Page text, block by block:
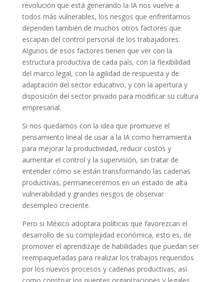
revolución que está generando la IA nos vuelve a
todos más vulnerables, los riesgos que enfrentamos
dependen también de muchos otros factores que
escapan del control personal de los trabajadores.
Algunos de esos factores tienen que ver con la
estructura productiva de cada país, con la flexibilidad
del marco legal, con la agilidad de respuesta y de
adaptación del sector educativo, y con la apertura y
disposición del sector privado para modificar su cultura
empresarial.
Si nos quedamos con la idea que promueve el
pensamiento lineal de usar a la IA como herramienta
para mejorar la productividad, reducir costos y
aumentar el control y la supervisión, sin tratar de
entender cómo se están transformando las cadenas
productivas, permaneceremos en un estado de alta
vulnerabilidad y grandes riesgos de observar
desempleo creciente.
Pero si México adoptara políticas que favorezcan el
desarrollo de su complejidad económica, esto es, de
promover el aprendizaje de habilidades que puedan ser
reempaquetadas para realizar los trabajos requeridos
por los nuevos procesos y cadenas productivas, así